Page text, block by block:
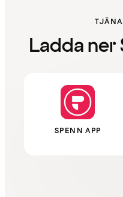
Ladda
SPENN APP